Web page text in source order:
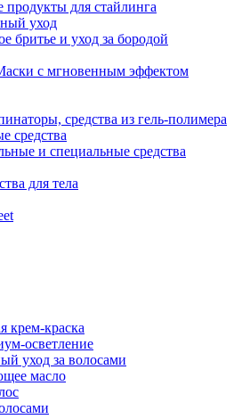
для стайлинга
уход
бритье и уход за бородой
с мгновенным эффектом
средства из гель-полимера
средства
и специальные средства
для тела
крем-краска
осветление
уход за волосами
масло